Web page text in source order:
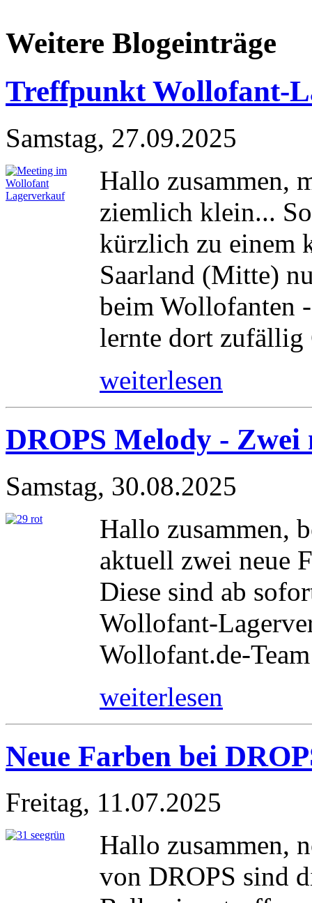
Weitere Blogeinträge
Treffpunkt Wollofant-
Samstag, 27.09.2025
Hallo zusammen,
ziemlich klein...
kürzlich zu einem
Saarland (Mitte)
beim Wollofanten
lernte dort zufällig
weiterlesen
DROPS Melody - Zwei
Samstag, 30.08.2025
Hallo zusammen,
aktuell zwei neue
Diese sind ab
Wollofant-
Wollofant.de-Team
weiterlesen
Neue Farben bei
Freitag, 11.07.2025
Hallo zusammen,
von DROPS sind